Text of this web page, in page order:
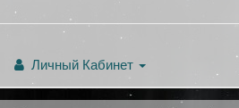
Личный Кабинет